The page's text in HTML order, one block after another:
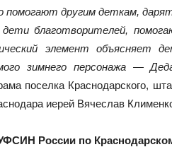
помогают другим деткам,
дети благотворителей,
элемент объясняет
зимнего персонажа —
поселка Краснодарского,
иерей Вячеслав
России по